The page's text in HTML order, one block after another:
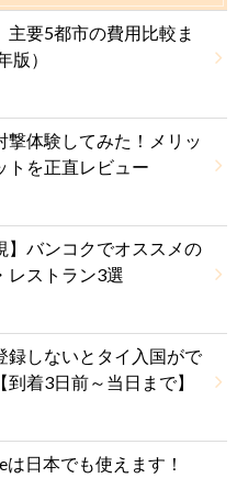
主要5都市の費用比較ま
版）
撃体験してみた！メリッ
トを正直レビュー
】バンコクでオススメの
レストラン3選
録しないとタイ入国がで
到着3日前～当日まで】
は日本でも使えます！